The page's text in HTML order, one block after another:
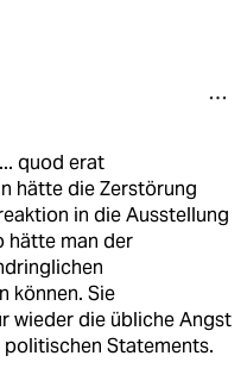
quod erat
hätte die Zerstörung
in die Ausstellung
hätte man der
können. Sie
wieder die übliche Angst
Statements.